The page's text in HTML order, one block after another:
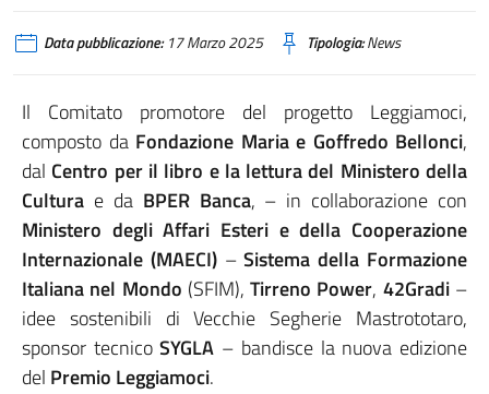
Data pubblicazione:17 Marzo 2025 Tipologia:News
Il Comitato promotore del progetto Leggiamoci,
composto da Fondazione Maria e Goffredo Bellonci,
dal Centro per il libro e la lettura del Ministero della
Cultura e daBPER Banca, – in collaborazione con
Ministero degli Affari Esteri e della Cooperazione
Internazionale (MAECI)–Sistema della Formazione
Italiana nel Mondo (SFIM),Tirreno Power, 42Gradi–
idee sostenibili di Vecchie Segherie Mastrototaro,
sponsor tecnicoSYGLA – bandisce la nuova edizione
del Premio Leggiamoci.